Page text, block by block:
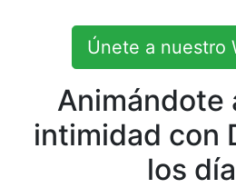
Únete a nuestro
Animándote
intimidad con
los